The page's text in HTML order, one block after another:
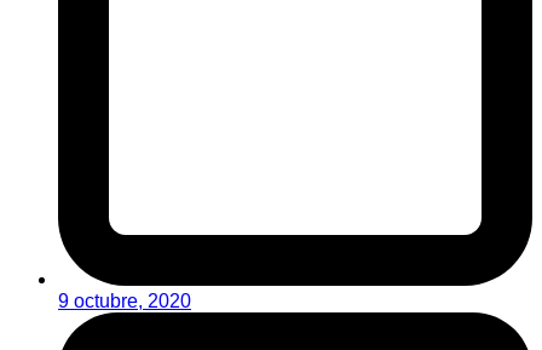
9 octubre, 2020